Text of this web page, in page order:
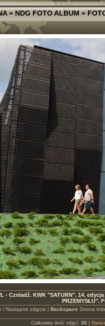
»NDG FOTO ALBUM»
- Czeladź. KWK "SATURN". 14.
PRZEMYSŁU".
/ Następne zdjęcie | Backspace Strona
Całkowita ilość zdjęć: 35|